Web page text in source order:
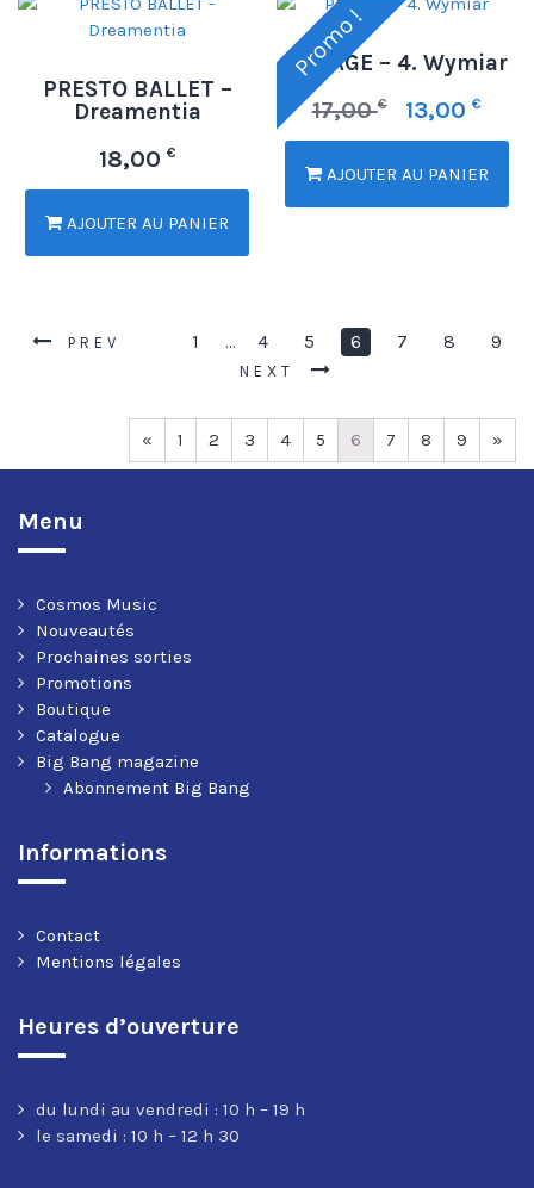
PRESTO BALLET –
Dreamentia
18,00 €
AJOUTER AU PANIER
Promo !
PROAGE – 4. Wymiar
17,00€ 13,00 €
AJOUTER AU PANIER
PREV 1 … 4 5 6 7 8 9
NEXT
« 1 2 3 4 5 6 7 8 9 »
Menu
Cosmos Music
Nouveautés
Prochaines sorties
Promotions
Boutique
Catalogue
Big Bang magazine
Abonnement Big Bang
Informations
Contact
Mentions légales
Heures d’ouverture
du lundi au vendredi : 10 h – 19 h
le samedi : 10 h – 12 h 30